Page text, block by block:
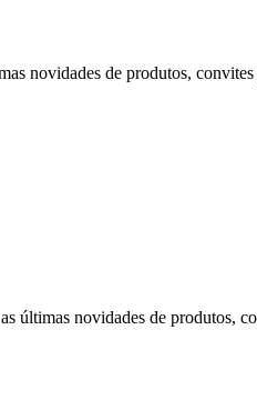
novidades de produtos, convites
últimas novidades de produtos,